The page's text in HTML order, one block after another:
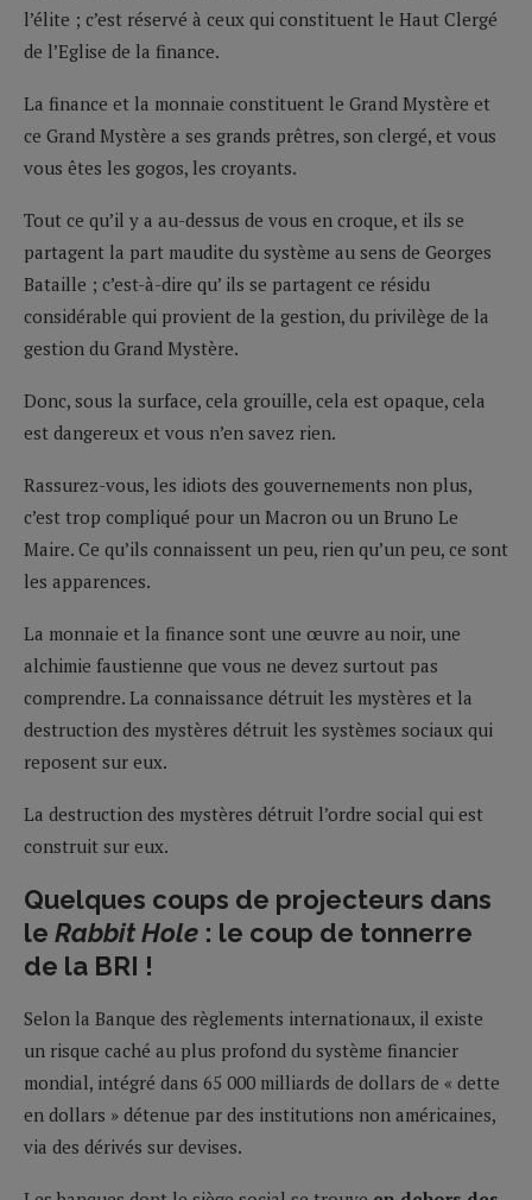
l’élite ; c’est réservé à ceux qui constituent le Haut Clergé
de l’Eglise de la finance.
La finance et la monnaie constituent le Grand Mystère et
ce Grand Mystère a ses grands prêtres, son clergé, et vous
vous êtes les gogos, les croyants.
Tout ce qu’il y a au-dessus de vous en croque, et ils se
partagent la part maudite du système au sens de Georges
Bataille ; c’est-à-dire qu’ ils se partagent ce résidu
considérable qui provient de la gestion, du privilège de la
gestion du Grand Mystère.
Donc, sous la surface, cela grouille, cela est opaque, cela
est dangereux et vous n’en savez rien.
Rassurez-vous, les idiots des gouvernements non plus,
c’est trop compliqué pour un Macron ou un Bruno Le
Maire. Ce qu’ils connaissent un peu, rien qu’un peu, ce sont
les apparences.
La monnaie et la finance sont une œuvre au noir, une
alchimie faustienne que vous ne devez surtout pas
comprendre. La connaissance détruit les mystères et la
destruction des mystères détruit les systèmes sociaux qui
reposent sur eux.
La destruction des mystères détruit l’ordre social qui est
construit sur eux.
Quelques coups de projecteurs dans
le Rabbit Hole : le coup de tonnerre
de la BRI !
Selon la Banque des règlements internationaux, il existe
un risque caché au plus profond du système financier
mondial, intégré dans 65 000 milliards de dollars de « dette
en dollars » détenue par des institutions non américaines,
via des dérivés sur devises.